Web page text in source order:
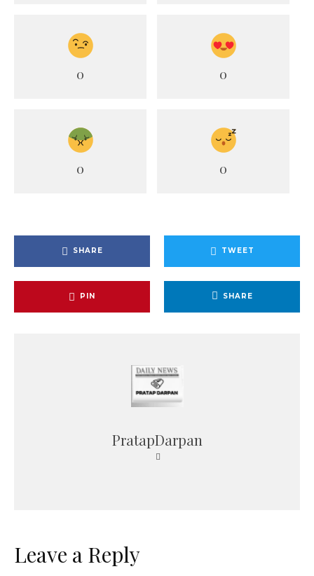
0 0
0 0
SHARE TWEET
PIN SHARE
PratapDarpan
Leave a Reply